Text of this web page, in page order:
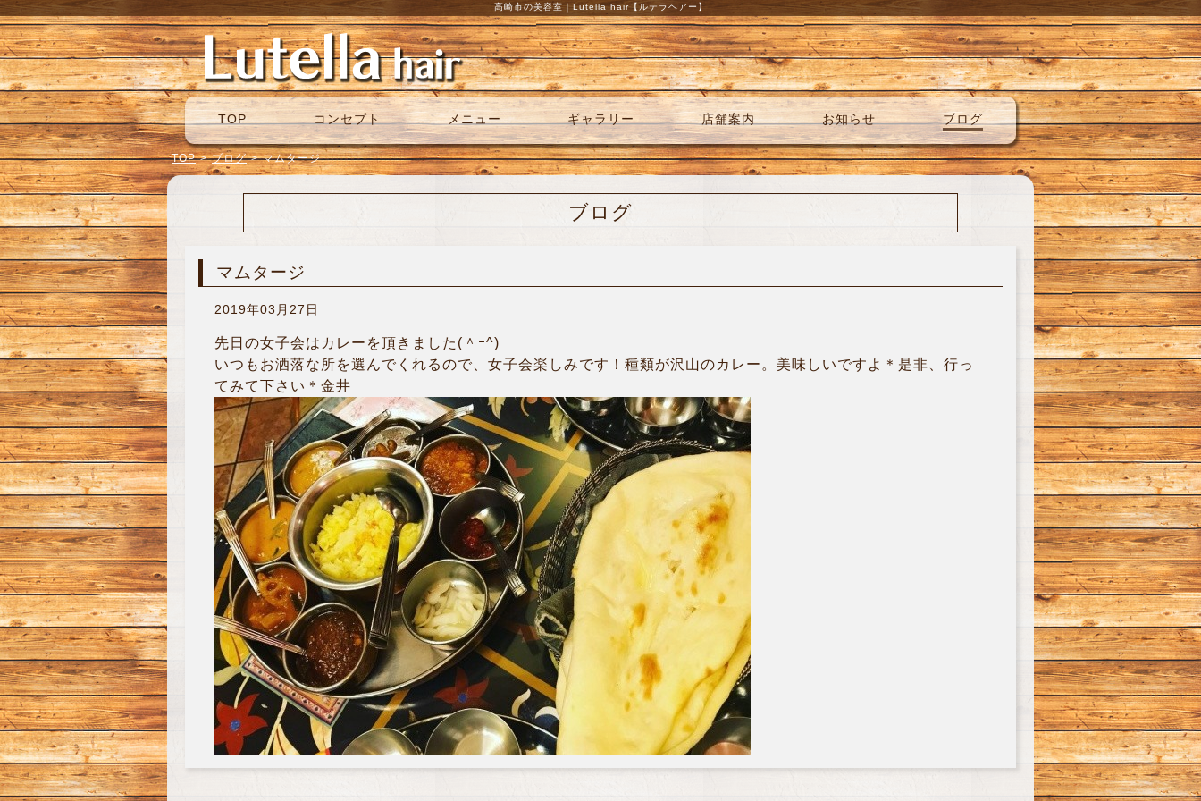
高崎市の美容室｜Lutella hair【ルテラヘアー】
TOP コンセプト メニュー ギャラリー 店舗案内 お知らせ ブログ
TOP > ブログ > マムタージ
ブログ
マムタージ
2019年03月27日
先日の女子会はカレーを頂きました(＾ｰ^)
いつもお洒落な所を選んでくれるので、女子会楽しみです！種類が沢山のカレー。美味しいですよ＊是非、行っ
てみて下さい＊金井